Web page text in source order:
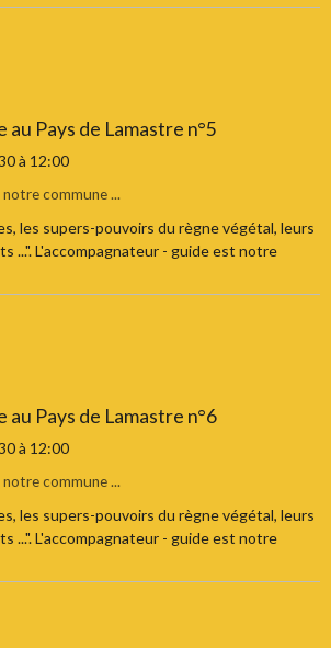
au Pays de Lamastre n°5
à 12:00
notre commune ...
les supers-pouvoirs du règne végétal, leurs
...". L'accompagnateur - guide est notre
au Pays de Lamastre n°6
à 12:00
notre commune ...
les supers-pouvoirs du règne végétal, leurs
...". L'accompagnateur - guide est notre